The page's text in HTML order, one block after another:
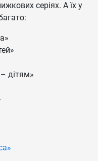
серіях. А їх у
дітям»